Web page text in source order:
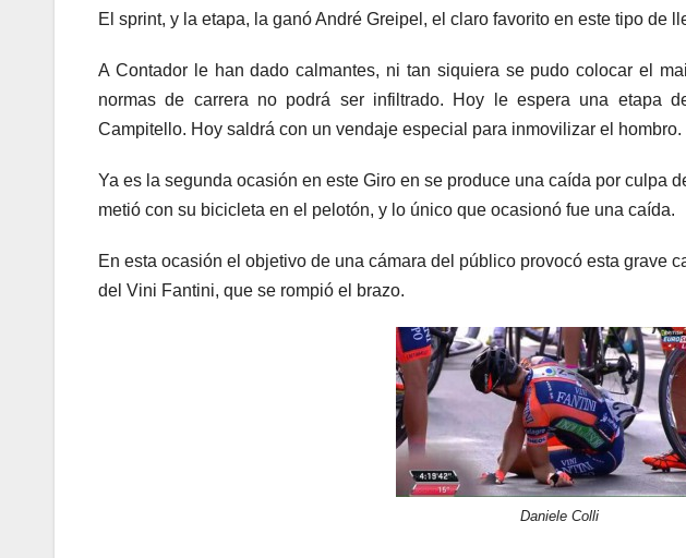
El sprint, y la etapa, la ganó André Greipel, el claro favorito en este tipo de
A Contador le han dado calmantes, ni tan siquiera se pudo colocar el
normas de carrera no podrá ser infiltrado. Hoy le espera una etapa
Campitello. Hoy saldrá con un vendaje especial para inmovilizar el hombro.
Ya es la segunda ocasión en este Giro en se produce una caída por culpa
metió con su bicicleta en el pelotón, y lo único que ocasionó fue una caída.
En esta ocasión el objetivo de una cámara del público provocó esta grave
del Vini Fantini, que se rompió el brazo.
Daniele Colli